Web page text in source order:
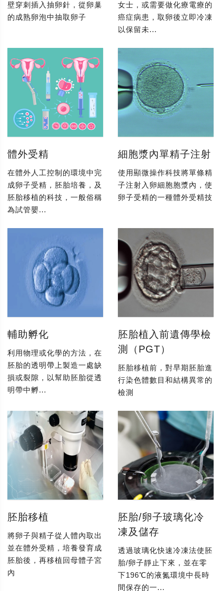
壁穿刺插入抽卵針，從卵巢
的成熟卵泡中抽取卵子
女士，或需要做化療電療的
癌症病患，取卵後立即冷凍
以保留未...
體外受精
在體外人工控制的環境中完
成卵子受精，胚胎培養，及
胚胎移植的科技，一般俗稱
為試管嬰...
細胞漿內單精子注射
使用顯微操作科技將單條精
子注射入卵細胞胞漿內，使
卵子受精的一種體外受精技
輔助孵化
利用物理或化學的方法，在
胚胎的透明帶上製造一處缺
損或裂隙，以幫助胚胎從透
明帶中孵...
胚胎植入前遺傳學檢
測（PGT）
胚胎移植前，對早期胚胎進
行染色體數目和結構異常的
檢測
胚胎移植
將卵子與精子從人體內取出
並在體外受精，培養發育成
胚胎後，再移植回母體子宮
內
胚胎/卵子玻璃化冷
凍及儲存
透過玻璃化快速冷凍法使胚
胎/卵子靜止下來，並在零
下196℃的液氮環境中長時
間保存的一...